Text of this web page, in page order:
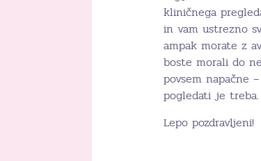
kliničnega
in vam ustrezno
ampak morate z
boste morali do
povsem napačne
pogledati je treba.
Lepo pozdravljeni!